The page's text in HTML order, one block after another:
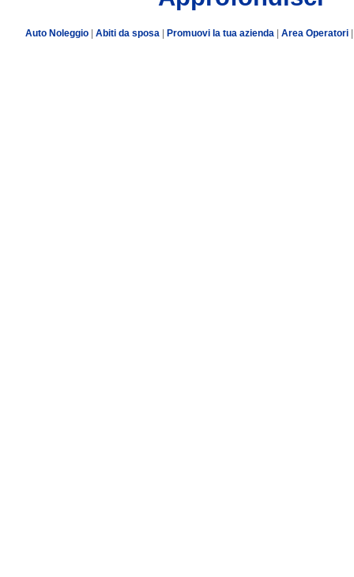
Auto Noleggio| Abiti da sposa| Promuovi la tua azienda Area Operatori